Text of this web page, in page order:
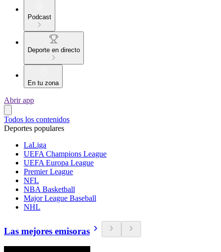
Podcast
Deporte en directo
En tu zona
Abrir app
Todos los contenidos
Deportes populares
LaLiga
UEFA Champions League
UEFA Europa League
Premier League
NFL
NBA Basketball
Major League Baseball
NHL
Las mejores emisoras